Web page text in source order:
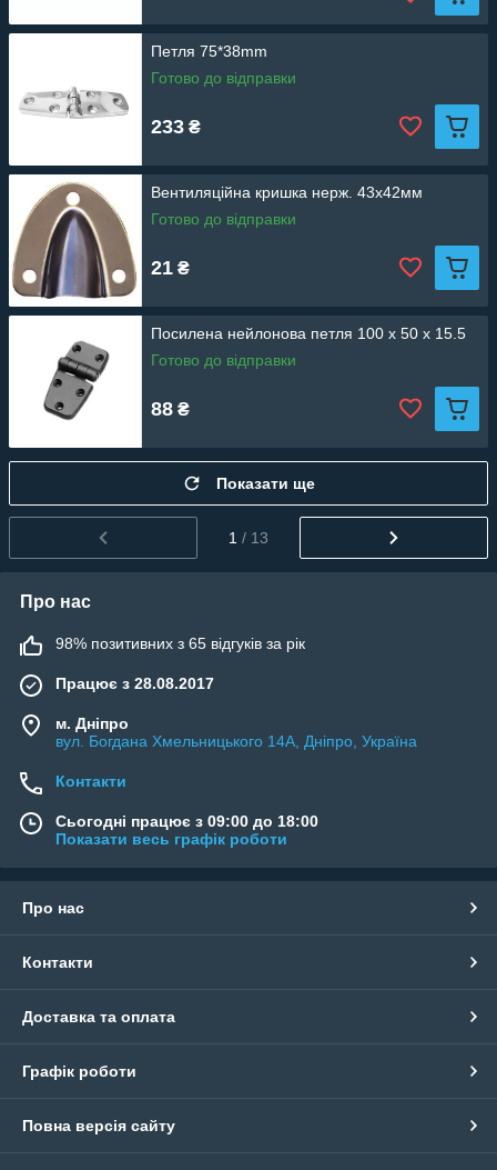
Петля 75*38mm
Готово до відправки
233 ₴
Вентиляційна кришка нерж. 43х42мм
Готово до відправки
21 ₴
Посилена нейлонова петля 100 x 50 x 15.5
Готово до відправки
88 ₴
Показати ще
1 / 13
Про нас
98% позитивних з 65 відгуків за рік
Працює з 28.08.2017
м. Дніпро
вул. Богдана Хмельницького 14А, Дніпро, Україна
Контакти
Сьогодні працює з 09:00 до 18:00
Показати весь графік роботи
Про нас
Контакти
Доставка та оплата
Графік роботи
Повна версія сайту